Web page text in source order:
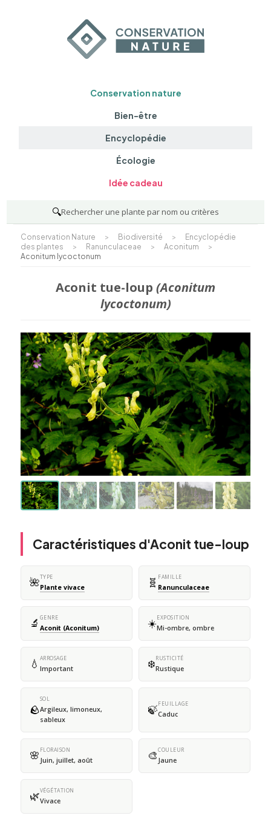
Conservation nature
Bien-être
Encyclopédie
Écologie
Idée cadeau
🔍Rechercher une plante par nom ou critères
Conservation Nature > Biodiversité >
Encyclopédie
des plantes
> Ranunculaceae > Aconitum
>
Aconitum lycoctonum
Aconit tue-loup (Aconitum
lycoctonum)
Caractéristiques d'Aconit tue-loup
🌺TYPE
Plante vivace 🧬 FAMILLE
Ranunculaceae
🔬 GENRE
Aconit (Aconitum) ☀️EXPOSITION
Mi-ombre, ombre
💧 ARROSAGE
Important ❄️RUSTICITÉ
Rustique
🪨
SOL
Argileux, limoneux,
sableux
🍃FEUILLAGE
Caduc
🌸 FLORAISON
Juin, juillet, août 🎨COULEUR
Jaune
🌿VÉGÉTATION
Vivace